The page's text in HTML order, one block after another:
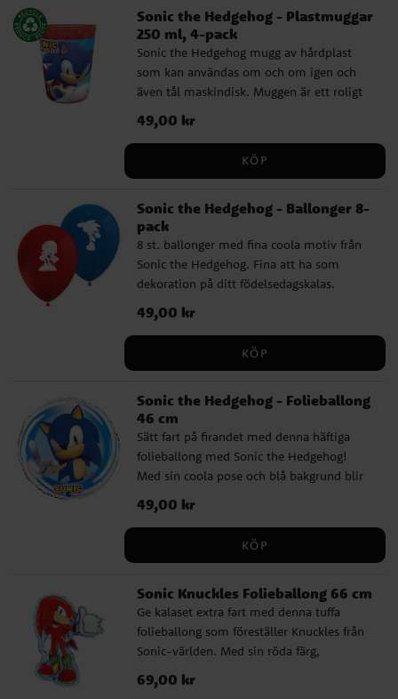
Sonic the Hedgehog - Plastmuggar
250 ml, 4-pack
Sonic the Hedgehog mugg av hårdplast
som kan användas om och om igen och
även tål maskindisk. Muggen är ett roligt
och lite annorlunda alternativ till en vanlig
kalaspåse och kan fyllas med godis, snacks
och någon leksak. Det fina då är att
kalasets gäster får med sig muggen hem
ml, är även en perfekt present för små fans
av Sonic the Hedgehog som de kan dricka
sin favoritdryck från. Säljs i 4-pack
Pris :49,00 kr
49,00 kr
KÖP
Sonic the Hedgehog - Ballonger 8-
pack
8 st. ballonger med fina coola motiv från
Sonic the Hedgehog. Fina att ha som
dekoration på ditt födelsedagskalas.
Ballongerna blir ca 30 cm i diameter när
dom är uppblåsta och går att fylla med
luft rekommenderar vi att du använder en
Pris :49,00 kr
49,00 kr
KÖP
Sonic the Hedgehog - Folieballong
46 cm
Sätt fart på firandet med denna häftiga
folieballong med Sonic the Hedgehog!
Med sin coola pose och blå bakgrund blir
den en perfekt dekoration för alla små
fartälskare – en riktig höjdare på
diameter och kan fyllas med helium för att
Tack vare den självslutande ventilen är den
enkel att hantera och blåses smidigt upp
med en ballongpump eller ett sugrör.
Pris :49,00 kr
49,00 kr
KÖP
Sonic Knuckles Folieballong 66 cm
Ge kalaset extra fart med denna tuffa
folieballong som föreställer Knuckles från
Sonic-världen. Med sin röda färg,
bestämda blick och coola pose blir han ett
självklart blickfång för alla små fans.
Pris :69,00 kr
69,00 kr